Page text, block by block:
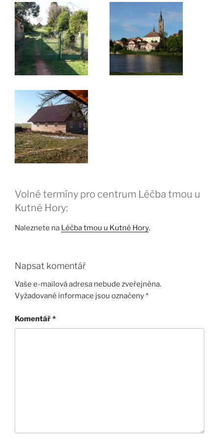
Volné termíny pro centrum Léčba tmou u
Kutné Hory:
Naleznete na Léčba tmou u Kutné Hory.
Napsat komentář
Vaše e-mailová adresa nebude zveřejněna.
Vyžadované informace jsou označeny*
Komentář*